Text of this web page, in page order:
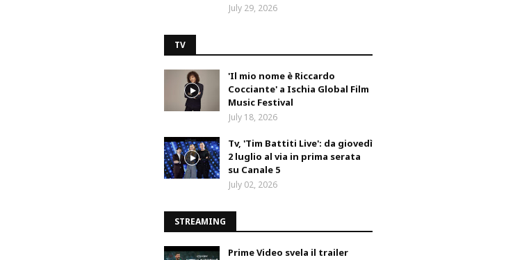
July 29, 2026
TV
'Il mio nome è Riccardo
Cocciante' a Ischia Global Film
Music Festival
July 18, 2026
Tv, 'Tim Battiti Live': da giovedì
2 luglio al via in prima serata
su Canale 5
July 02, 2026
STREAMING
Prime Video svela il trailer